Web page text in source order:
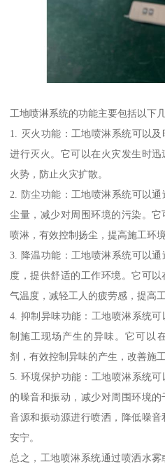
工地喷淋系统的功能主要包括以下
1. 灭火功能：工地喷淋系统可以
进行灭火。它可以在火灾发生时
火势，防止火灾扩散。
2. 防尘功能：工地喷淋系统可以
尘量，减少对周围环境的污染。
喷淋，有效控制扬尘，提高施工环
3. 降温功能：工地喷淋系统可以
度，提供舒适的工作环境。它可
气温度，减轻工人的疲劳感，提高工
4. 抑制异味功能：工地喷淋系统
制施工现场产生的异味。它可以
剂，有效控制异味的产生，改善施
5. 环境保护功能：工地喷淋系统
的噪音和振动，减少对周围环境
音源和振动源进行喷洒，降低噪
安宁。
总之，工地喷淋系统通过喷洒水